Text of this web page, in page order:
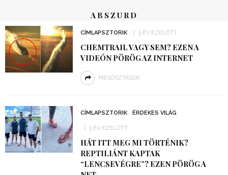
ABSZURD
CÍMLAPSZTORIK 3 ÉV EZELŐTT
CHEMTRAIL VAGY SEM? EZEN A
VIDEÓN PÖRÖG AZ INTERNET
MEGOSZTÁSOK
CÍMLAPSZTORIK ÉRDEKES VILÁG
3 ÉV EZELŐTT
HÁT ITT MEG MI TÖRTÉNIK?
REPTILIÁNT KAPTAK
“LENCSEVÉGRE”? EZEN PÖRÖG A